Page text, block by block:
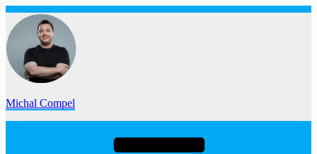
Zum
Inhalt
springen
Michal Compel